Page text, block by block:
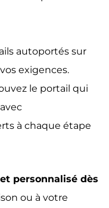
autoportés sur
exigences.
le portail qui
à chaque étape
personnalisé dès
ou à votre